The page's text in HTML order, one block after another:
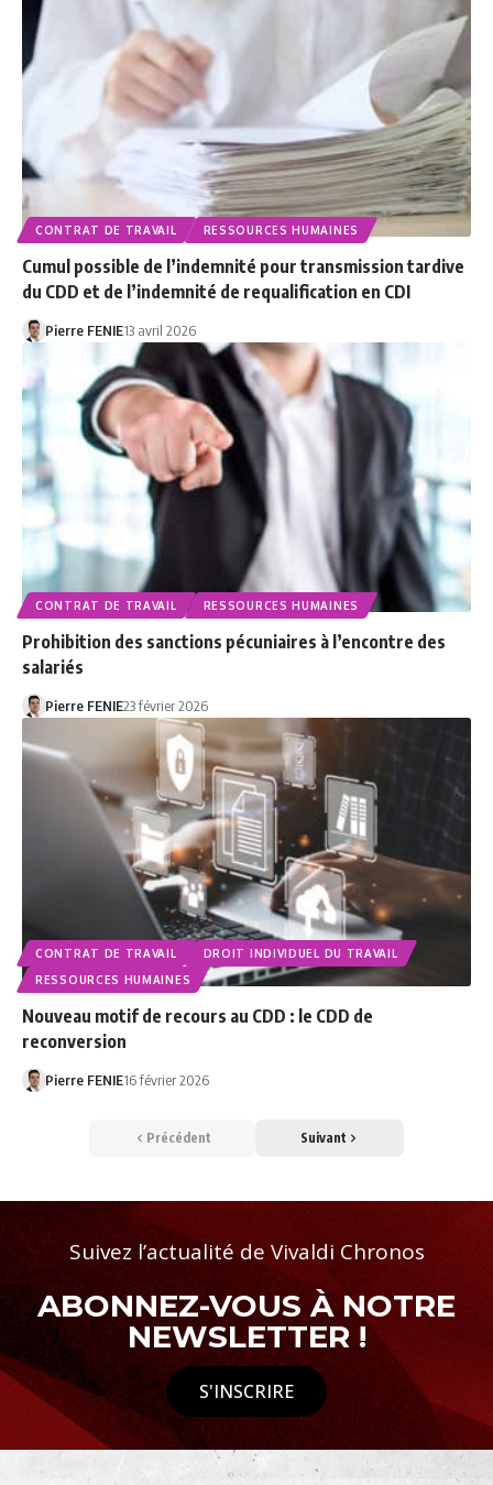
CONTRAT DE TRAVAIL RESSOURCES HUMAINES
Cumul possible de l’indemnité pour transmission tardive
du CDD et de l’indemnité de requalification en CDI
Pierre FENIE13 avril 2026
CONTRAT DE TRAVAIL RESSOURCES HUMAINES
Prohibition des sanctions pécuniaires à l’encontre des
salariés
Pierre FENIE23 février 2026
CONTRAT DE TRAVAIL
DROIT INDIVIDUEL DU TRAVAIL
RESSOURCES HUMAINES
Nouveau motif de recours au CDD : le CDD de
reconversion
Pierre FENIE16 février 2026
Précédent Suivant
Suivez l’actualité de Vivaldi Chronos
ABONNEZ-VOUS À NOTRE
NEWSLETTER !
S'INSCRIRE